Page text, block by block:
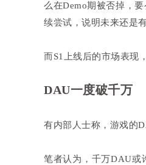
么在Demo期被否掉，
续尝试，说明未来还是
而S1上线后的市场表现
DAU一度破千万
有内部人士称，游戏的
笔者认为，千万DAU或